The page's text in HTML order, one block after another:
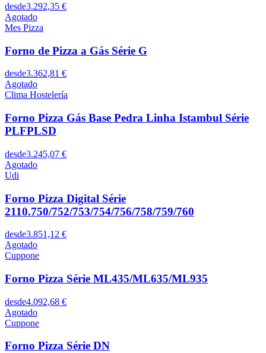
desde3.292,35 €
Agotado
Mes Pizza
Forno de Pizza a Gás Série G
desde3.362,81 €
Agotado
Clima Hostelería
Forno Pizza Gás Base Pedra Linha Istambul Série
PLFPLSD
desde3.245,07 €
Agotado
Udi
Forno Pizza Digital Série
2110.750/752/753/754/756/758/759/760
desde3.851,12 €
Agotado
Cuppone
Forno Pizza Série ML435/ML635/ML935
desde4.092,68 €
Agotado
Cuppone
Forno Pizza Série DN